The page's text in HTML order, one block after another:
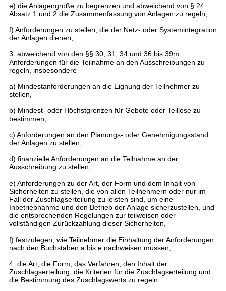
e) die Anlagengröße zu begrenzen und abweichend von § 24
Absatz 1 und 2 die Zusammenfassung von Anlagen zu regeln,
f) Anforderungen zu stellen, die der Netz- oder Systemintegration
der Anlagen dienen,
3. abweichend von den §§ 30, 31, 34 und 36 bis 39m
Anforderungen für die Teilnahme an den Ausschreibungen zu
regeln, insbesondere
a) Mindestanforderungen an die Eignung der Teilnehmer zu
stellen,
b) Mindest- oder Höchstgrenzen für Gebote oder Teillose zu
bestimmen,
c) Anforderungen an den Planungs- oder Genehmigungsstand
der Anlagen zu stellen,
d) finanzielle Anforderungen an die Teilnahme an der
Ausschreibung zu stellen,
e) Anforderungen zu der Art, der Form und dem Inhalt von
Sicherheiten zu stellen, die von allen Teilnehmern oder nur im
Fall der Zuschlagserteilung zu leisten sind, um eine
Inbetriebnahme und den Betrieb der Anlage sicherzustellen, und
die entsprechenden Regelungen zur teilweisen oder
vollständigen Zurückzahlung dieser Sicherheiten,
f) festzulegen, wie Teilnehmer die Einhaltung der Anforderungen
nach den Buchstaben a bis e nachweisen müssen,
4. die Art, die Form, das Verfahren, den Inhalt der
Zuschlagserteilung, die Kriterien für die Zuschlagserteilung und
die Bestimmung des Zuschlagswerts zu regeln,